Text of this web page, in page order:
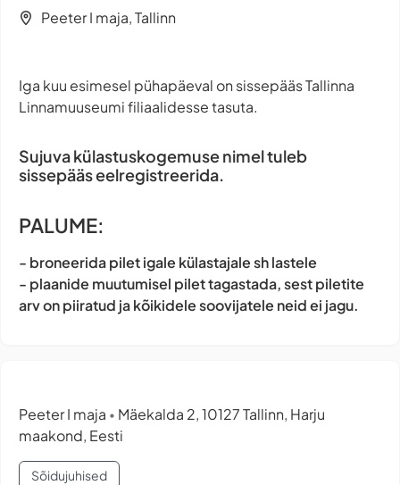
Peeter I maja, Tallinn
Iga kuu esimesel pühapäeval on sissepääs Tallinna
Linnamuuseumi filiaalidesse tasuta.
Sujuva külastuskogemuse nimel tuleb
sissepääs eelregistreerida.
PALUME:
- broneerida pilet igale külastajale sh lastele
- plaanide muutumisel pilet tagastada, sest piletite
arv on piiratud ja kõikidele soovijatele neid ei jagu.
Peeter I maja • Mäekalda 2, 10127 Tallinn, Harju
maakond, Eesti
Sõidujuhised